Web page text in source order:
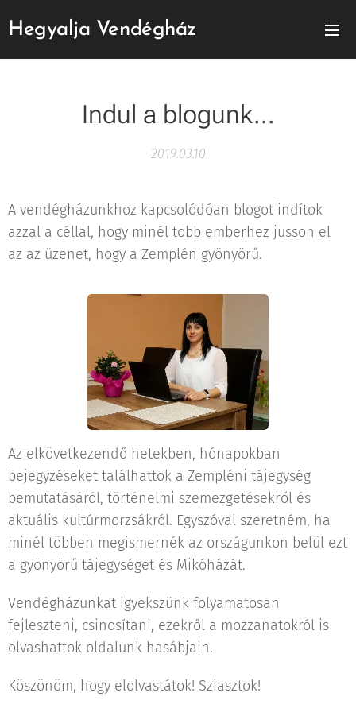
Hegyalja Vendégház
Indul a blogunk...
2019.03.10
A vendégházunkhoz kapcsolódóan blogot indítok
azzal a céllal, hogy minél több emberhez jusson el
az az üzenet, hogy a Zemplén gyönyörű.
Az elkövetkezendő hetekben, hónapokban
bejegyzéseket találhattok a Zempléni tájegység
bemutatásáról, történelmi szemezgetésekről és
aktuális kultúrmorzsákról. Egyszóval szeretném, ha
minél többen megismernék az országunkon belül ezt
a gyönyörű tájegységet és Mikóházát.
Vendégházunkat igyekszünk folyamatosan
fejleszteni, csinosítani, ezekről a mozzanatokról is
olvashattok oldalunk hasábjain.
Köszönöm, hogy elolvastátok! Sziasztok!